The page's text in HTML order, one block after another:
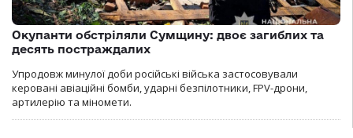
Окупанти обстріляли Сумщину: двоє загиблих та
десять постраждалих
Упродовж минулої доби російські війська застосовували
керовані авіаційні бомби, ударні безпілотники, FPV-дрони,
артилерію та міномети.